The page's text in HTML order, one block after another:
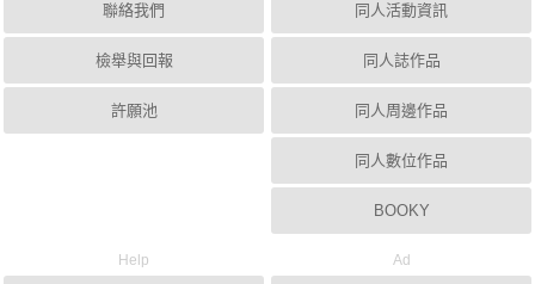
聯絡我們
檢舉與回報
許願池
同人活動資訊
同人誌作品
同人周邊作品
同人數位作品
BOOKY
Help Ad